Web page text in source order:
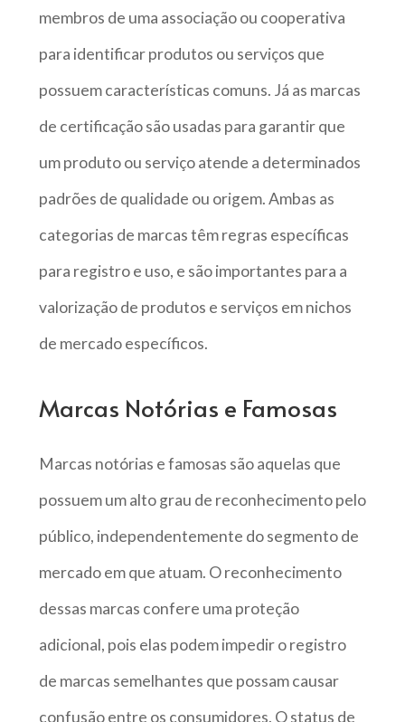
membros de uma associação ou cooperativa
para identificar produtos ou serviços que
possuem características comuns. Já as marcas
de certificação são usadas para garantir que
um produto ou serviço atende a determinados
padrões de qualidade ou origem. Ambas as
categorias de marcas têm regras específicas
para registro e uso, e são importantes para a
valorização de produtos e serviços em nichos
de mercado específicos.
Marcas Notórias e Famosas
Marcas notórias e famosas são aquelas que
possuem um alto grau de reconhecimento pelo
público, independentemente do segmento de
mercado em que atuam. O reconhecimento
dessas marcas confere uma proteção
adicional, pois elas podem impedir o registro
de marcas semelhantes que possam causar
confusão entre os consumidores. O status de